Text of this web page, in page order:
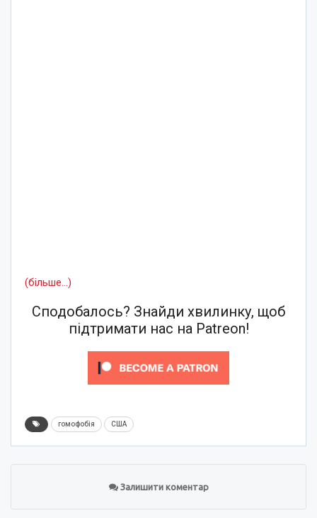
(більше…)
Сподобалось? Знайди хвилинку, щоб
підтримати нас на Patreon!
гомофобія США
Залишити коментар